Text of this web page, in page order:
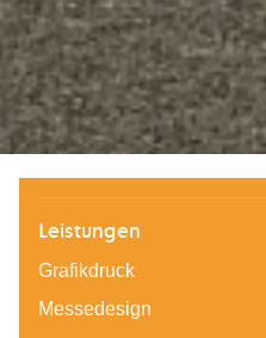
Leistungen
Grafikdruck
Messedesign